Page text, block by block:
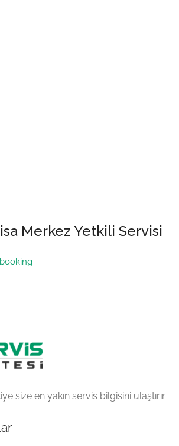
Merkez Yetkili Servisi
size en yakın servis bilgisini ulaştırır.